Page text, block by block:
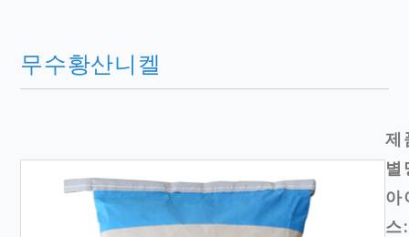
무수황산니켈
제
별
아
스: